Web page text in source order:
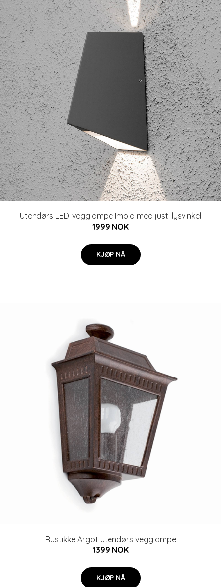
Utendørs LED-vegglampe Imola med just. lysvinkel
1999 NOK
KJØP NÅ
Rustikke Argot utendørs vegglampe
1399 NOK
KJØP NÅ